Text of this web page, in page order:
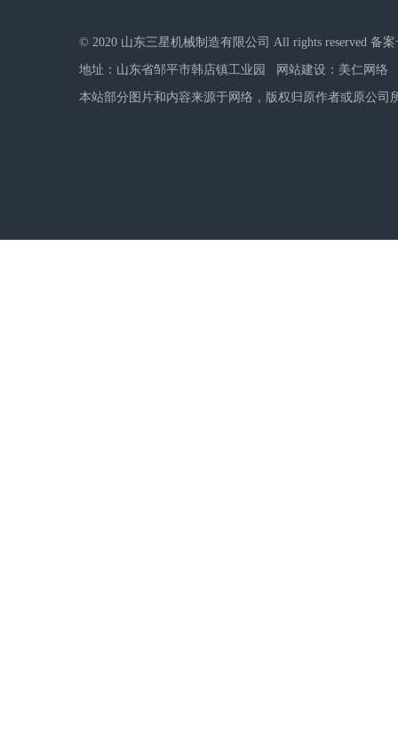
© 2020 山东三星机械制造有限公司 All rights reserved 备
地址：山东省邹平市韩店镇工业园 网站建设：美仁网络
本站部分图片和内容来源于网络，版权归原作者或原公